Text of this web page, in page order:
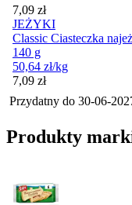
Cena
7,09 zł
JEŻYKI
Classic Ciasteczka
140 g
50,64 zł/kg
Cena
7,09 zł
Przydatny do 30-06-
Produkty